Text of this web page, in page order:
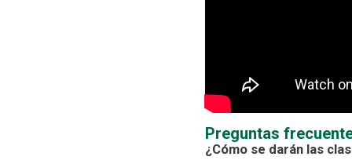
Preguntas
¿Cómo se darán las